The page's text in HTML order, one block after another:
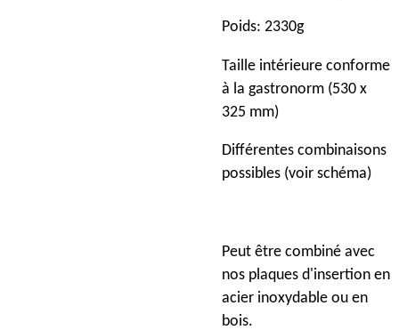
Poids: 2330g
Taille intérieure conforme
à la gastronorm (530 x
325 mm)
Différentes combinaisons
possibles (voir schéma)
Peut être combiné avec
nos plaques d'insertion en
acier inoxydable ou en
bois.